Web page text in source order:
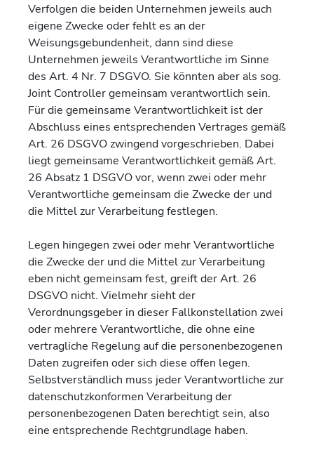
Verfolgen die beiden Unternehmen jeweils auch
eigene Zwecke oder fehlt es an der
Weisungsgebundenheit, dann sind diese
Unternehmen jeweils Verantwortliche im Sinne
des Art. 4 Nr. 7 DSGVO. Sie könnten aber als sog.
Joint Controller gemeinsam verantwortlich sein.
Für die gemeinsame Verantwortlichkeit ist der
Abschluss eines entsprechenden Vertrages gemäß
Art. 26 DSGVO zwingend vorgeschrieben. Dabei
liegt gemeinsame Verantwortlichkeit gemäß Art.
26 Absatz 1 DSGVO vor, wenn zwei oder mehr
Verantwortliche gemeinsam die Zwecke der und
die Mittel zur Verarbeitung festlegen.
Legen hingegen zwei oder mehr Verantwortliche
die Zwecke der und die Mittel zur Verarbeitung
eben nicht gemeinsam fest, greift der Art. 26
DSGVO nicht. Vielmehr sieht der
Verordnungsgeber in dieser Fallkonstellation zwei
oder mehrere Verantwortliche, die ohne eine
vertragliche Regelung auf die personenbezogenen
Daten zugreifen oder sich diese offen legen.
Selbstverständlich muss jeder Verantwortliche zur
datenschutzkonformen Verarbeitung der
personenbezogenen Daten berechtigt sein, also
eine entsprechende Rechtgrundlage haben.